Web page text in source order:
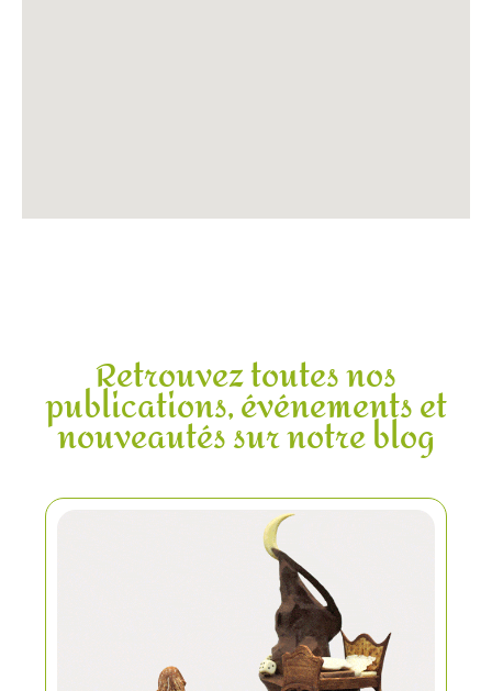
Retrouvez toutes nos
publications, événements et
nouveautés sur notre blog